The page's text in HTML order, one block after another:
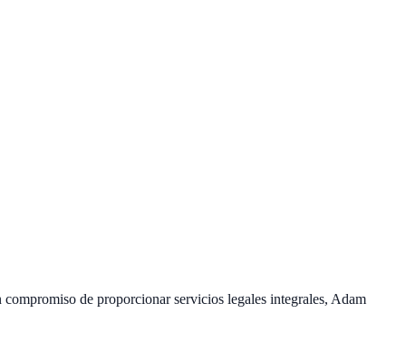
de proporcionar servicios legales integrales, Adam